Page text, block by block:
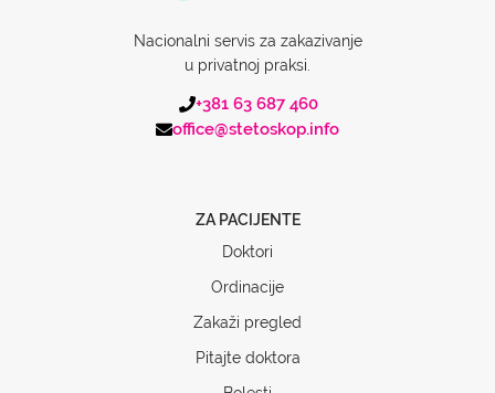
Nacionalni servis za zakazivanje
u privatnoj praksi.
+381 63 687 460
office@stetoskop.info
ZA PACIJENTE
Doktori
Ordinacije
Zakaži pregled
Pitajte doktora